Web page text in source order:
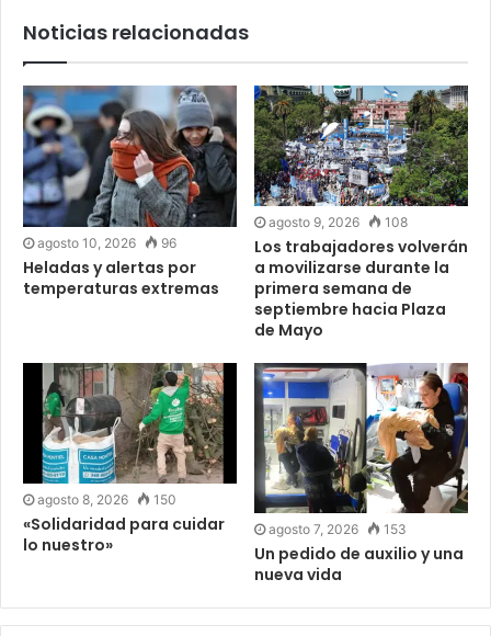
Noticias relacionadas
agosto 10, 2026 96
Heladas y alertas por
temperaturas extremas
agosto 9, 2026 108
Los trabajadores volverán
a movilizarse durante la
primera semana de
septiembre hacia Plaza
de Mayo
agosto 8, 2026 150
«Solidaridad para cuidar
lo nuestro»
agosto 7, 2026 153
Un pedido de auxilio y una
nueva vida